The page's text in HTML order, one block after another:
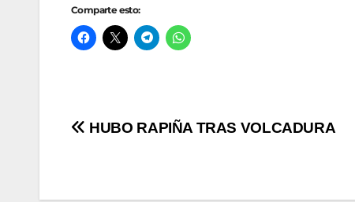
Comparte esto:
Navegación
HUBO RAPIÑA TRAS VOLCADURA